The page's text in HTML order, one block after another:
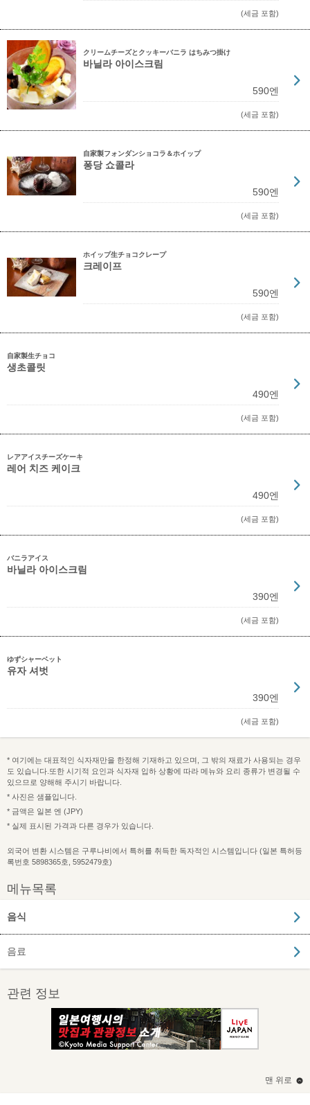
(세금 포함)
クリームチーズとクッキーバニラ はちみつ掛け
바닐라 아이스크림
590엔
(세금 포함)
自家製フォンダンショコラ＆ホイップ
퐁당 쇼콜라
590엔
(세금 포함)
ホイップ生チョコクレープ
크레이프
590엔
(세금 포함)
自家製生チョコ
생초콜릿
490엔
(세금 포함)
レアアイスチーズケーキ
레어 치즈 케이크
490엔
(세금 포함)
バニラアイス
바닐라 아이스크림
390엔
(세금 포함)
ゆずシャーベット
유자 셔벗
390엔
(세금 포함)
* 여기에는 대표적인 식자재만을 한정해 기재하고 있으며, 그 밖의 재료가 사용되는 경우
도 있습니다.또한 시기적 요인과 식자재 입하 상황에 따라 메뉴와 요리 종류가 변경될 수
있으므로 양해해 주시기 바랍니다.
* 사진은 샘플입니다.
* 금액은 일본 엔 (JPY)
* 실제 표시된 가격과 다른 경우가 있습니다.
외국어 변환 시스템은 구루나비에서 특허를 취득한 독자적인 시스템입니다 (일본 특허등
록번호 5898365호, 5952479호)
메뉴목록
음식
음료
관련 정보
맨 위로